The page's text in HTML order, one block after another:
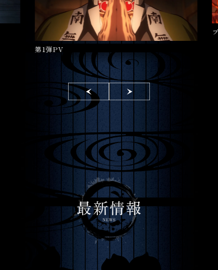
第1弾PV